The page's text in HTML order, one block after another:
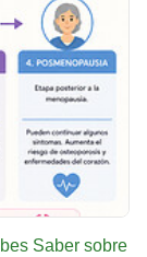
Saber sobre